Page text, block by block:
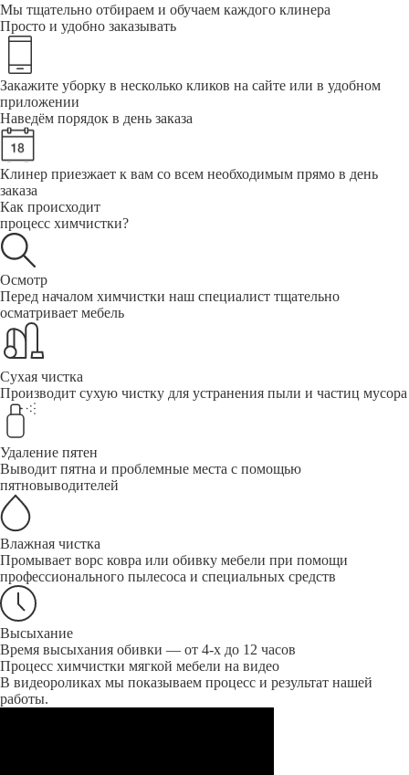
Мы тщательно отбираем и обучаем каждого клинера
Просто и удобно заказывать
Закажите уборку в несколько кликов на сайте или в удобном
приложении
Наведём порядок в день заказа
Клинер приезжает к вам со всем необходимым прямо в день
заказа
Как происходит
процесс химчистки?
Осмотр
Перед началом химчистки наш специалист тщательно
осматривает мебель
Сухая чистка
Производит сухую чистку для устранения пыли и частиц мусора
Удаление пятен
Выводит пятна и проблемные места с помощью
пятновыводителей
Влажная чистка
Промывает ворс ковра или обивку мебели при помощи
профессионального пылесоса и специальных средств
Высыхание
Время высыхания обивки — от 4-х до 12 часов
Процесс химчистки мягкой мебели на видео
В видеороликах мы показываем процесс и результат нашей
работы.